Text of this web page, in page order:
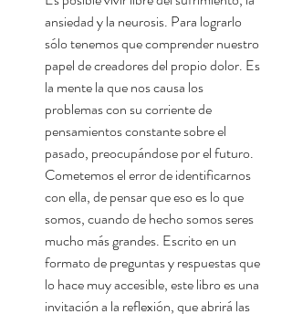
ansiedad y la neurosis. Para lograrlo
sólo tenemos que comprender nuestro
papel de creadores del propio dolor. Es
la mente la que nos causa los
problemas con su corriente de
pensamientos constante sobre el
pasado, preocupándose por el futuro.
Cometemos el error de identificarnos
con ella, de pensar que eso es lo que
somos, cuando de hecho somos seres
mucho más grandes. Escrito en un
formato de preguntas y respuestas que
lo hace muy accesible, este libro es una
invitación a la reflexión, que abrirá las